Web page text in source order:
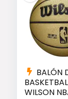
BALÓN
WILSON